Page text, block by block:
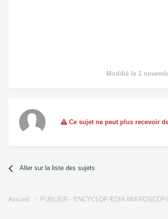
Modifié le 1
Ce sujet ne peut plus recevoir
Aller sur la liste des sujets
Accueil PUBLIER - ENCYCLOPÆDIA